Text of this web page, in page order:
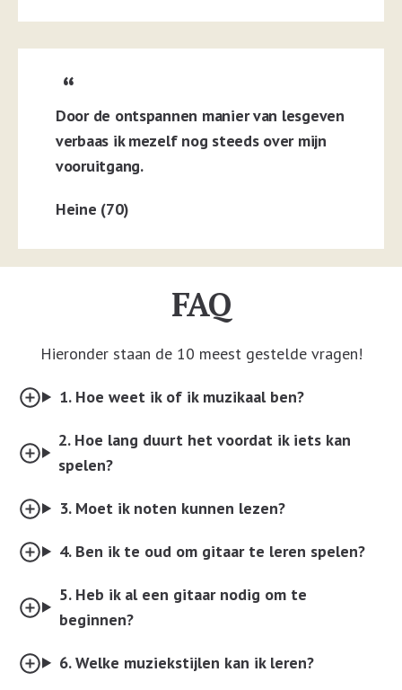
Door de ontspannen manier van lesgeven
verbaas ik mezelf nog steeds over mijn
vooruitgang.
Heine (70)
FAQ
Hieronder staan de 10 meest gestelde vragen!
1. Hoe weet ik of ik muzikaal ben?
2. Hoe lang duurt het voordat ik iets kan
spelen?
3. Moet ik noten kunnen lezen?
4. Ben ik te oud om gitaar te leren spelen?
5. Heb ik al een gitaar nodig om te
beginnen?
6. Welke muziekstijlen kan ik leren?